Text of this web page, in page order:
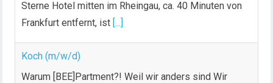
Sterne Hotel mitten im Rheingau, ca. 40 Minuten von
Frankfurt entfernt, ist [...]
Koch (m/w/d)
Warum [BEE]Partment?! Weil wir anders sind Wir